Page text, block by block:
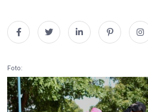
Foto: